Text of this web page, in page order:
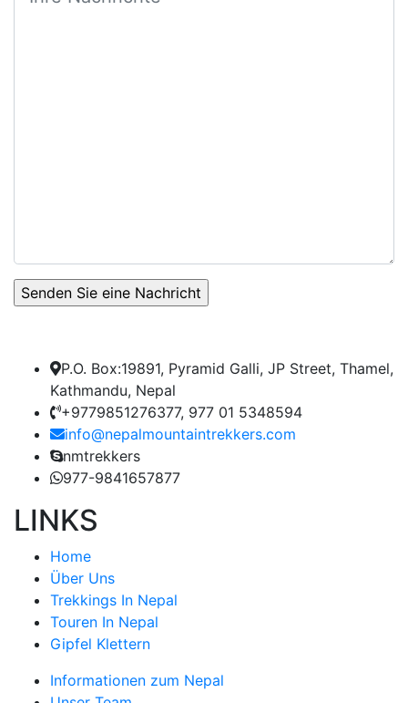
P.O. Box:19891, Pyramid Galli, JP Street, Thamel,
Kathmandu, Nepal
+9779851276377, 977 01 5348594
info@nepalmountaintrekkers.com
nmtrekkers
977-9841657877
LINKS
Home
Über Uns
Trekkings In Nepal
Touren In Nepal
Gipfel Klettern
Informationen zum Nepal